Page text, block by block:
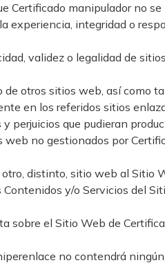
Certificado manipulador no
experiencia, integridad o
validez o legalidad de
otros sitios web, así como
en los referidos sitios
que pudieran
no gestionados por
distinto, sitio web al Sitio
y/o Servicios del
el Sitio Web de
no contendrá